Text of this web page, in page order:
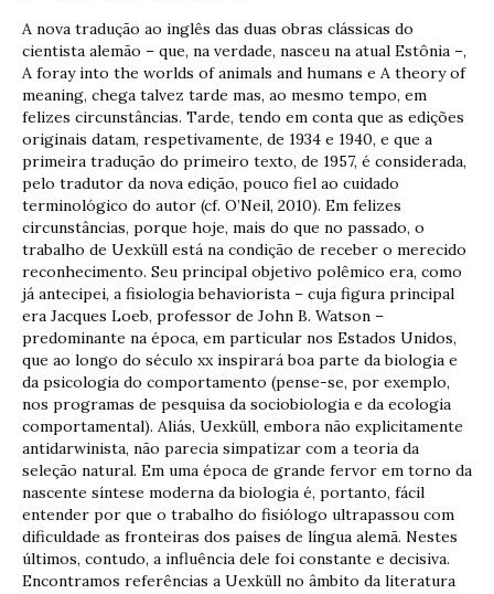
A nova tradução ao inglês das duas obras clássicas do
cientista alemão – que, na verdade, nasceu na atual Estônia –,
A foray into the worlds of animals and humans e A theory of
meaning, chega talvez tarde mas, ao mesmo tempo, em
felizes circunstâncias. Tarde, tendo em conta que as edições
originais datam, respetivamente, de 1934 e 1940, e que a
primeira tradução do primeiro texto, de 1957, é considerada,
pelo tradutor da nova edição, pouco fiel ao cuidado
terminológico do autor (cf. O’Neil, 2010). Em felizes
circunstâncias, porque hoje, mais do que no passado, o
trabalho de Uexküll está na condição de receber o merecido
reconhecimento. Seu principal objetivo polêmico era, como
já antecipei, a fisiologia behaviorista – cuja figura principal
era Jacques Loeb, professor de John B. Watson –
predominante na época, em particular nos Estados Unidos,
que ao longo do século xx inspirará boa parte da biologia e
da psicologia do comportamento (pense-se, por exemplo,
nos programas de pesquisa da sociobiologia e da ecologia
comportamental). Aliás, Uexküll, embora não explicitamente
antidarwinista, não parecia simpatizar com a teoria da
seleção natural. Em uma época de grande fervor em torno da
nascente síntese moderna da biologia é, portanto, fácil
entender por que o trabalho do fisiólogo ultrapassou com
dificuldade as fronteiras dos países de língua alemã. Nestes
últimos, contudo, a influência dele foi constante e decisiva.
Encontramos referências a Uexküll no âmbito da literatura